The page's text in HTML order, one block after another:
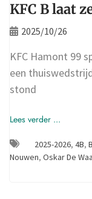
KFC B laat
2025/10/26
KFC Hamont 99
een
stond
Lees verder ...
2025-2026, 4B,
Nouwen, Oskar De